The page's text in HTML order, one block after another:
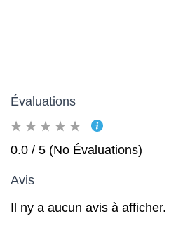
Évaluations
0.0 / 5 (No Évaluations)
Avis
Il ny a aucun avis à afficher.